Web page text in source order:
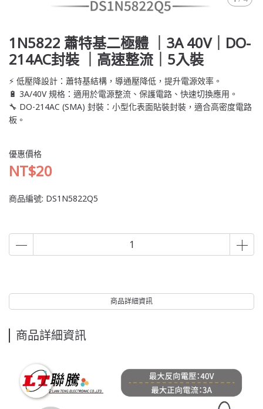
1N5822 蕭特基二極體 ｜3A 40V｜DO-
214AC封裝 ｜高速整流｜5入裝
⚡ 低壓降設計：蕭特基結構，導通壓降低，提升電源效率。
🔋 3A/40V 規格：適用於電源整流、保護電路、快速切換應用。
🔧 DO-214AC (SMA) 封裝：小型化表面貼裝封裝，適合高密度電路
板。
優惠價格
NT$20
商品編號: DS1N5822Q5
商品詳細資訊
商品詳細資訊